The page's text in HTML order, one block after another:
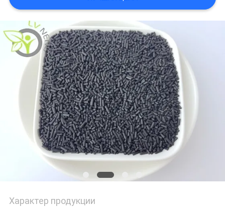
СЛУЧАИ
ЗАПРОСИТЬ
РАСЦЕНКИ
КАРТА
САЙТА
PRIVACY
POLICY
Характер продукции